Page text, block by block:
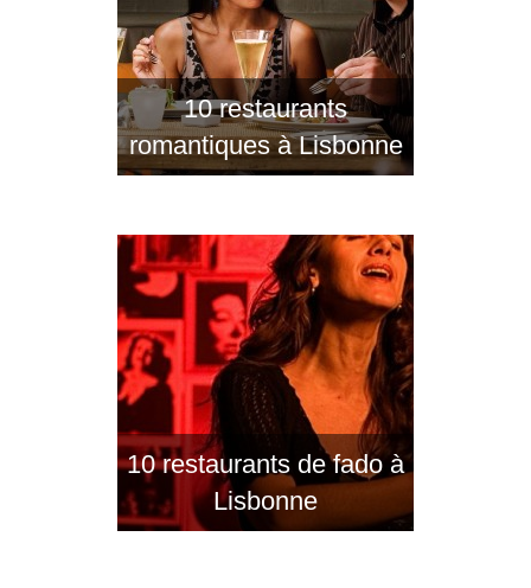
10 restaurants
romantiques à Lisbonne
10 restaurants de fado à
Lisbonne